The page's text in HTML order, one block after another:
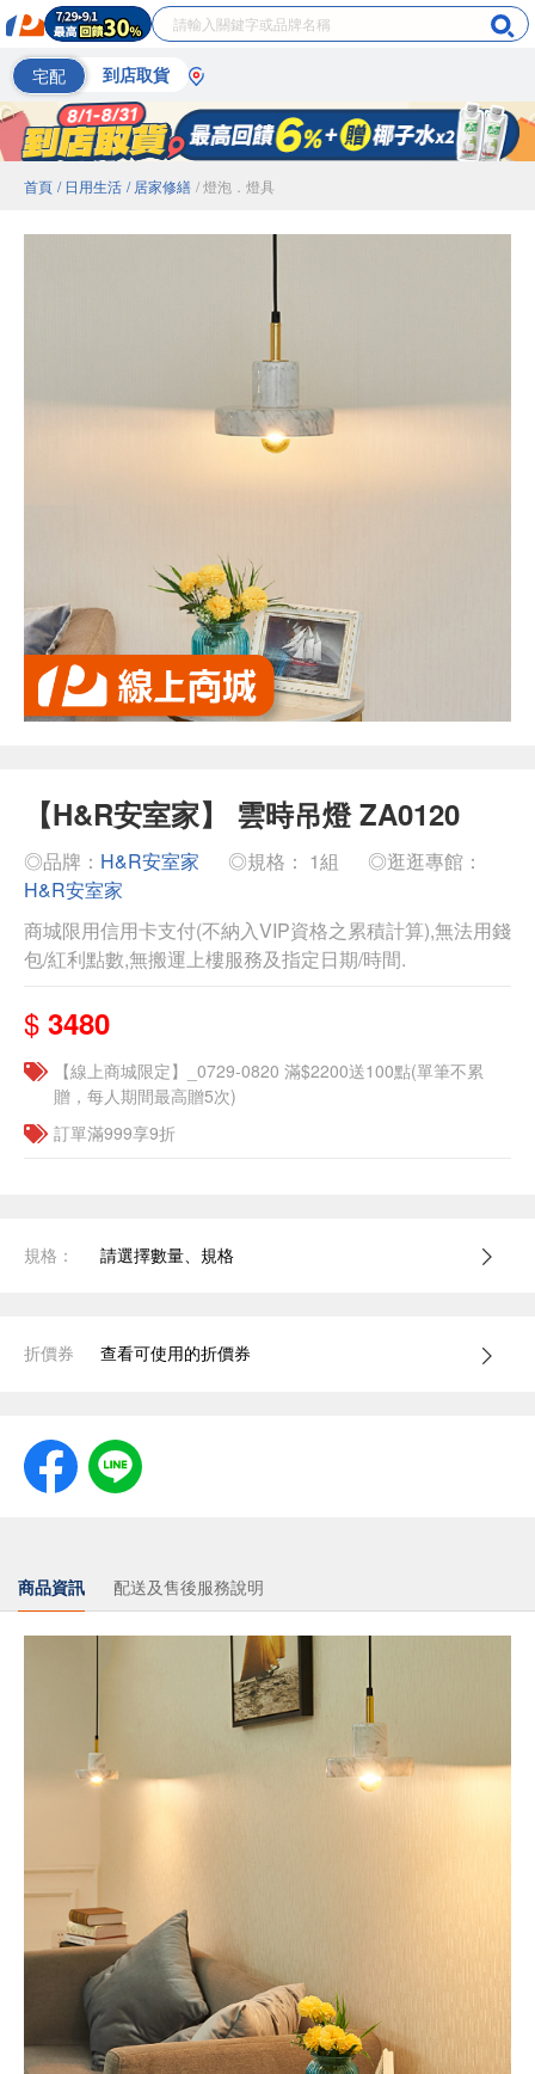
宅配 到店取貨
首頁 / 日用生活 / 居家修繕 / 燈泡．燈具
【H&R安室家】 雲時吊燈 ZA0120
◎品牌： H&R安室家 ◎規格： 1組
◎逛逛專館：
H&R安室家
商城限用信用卡支付(不納入VIP資格之累積計算),無法用錢
包/紅利點數,無搬運上樓服務及指定日期/時間.
$ 3480
【線上商城限定】_0729-0820 滿$2200送100點(單筆不累
贈，每人期間最高贈5次)
訂單滿999享9折
規格： 請選擇數量、規格
折價券 查看可使用的折價券
商品資訊 配送及售後服務說明